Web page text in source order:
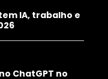
IA, trabalho e
ChatGPT no